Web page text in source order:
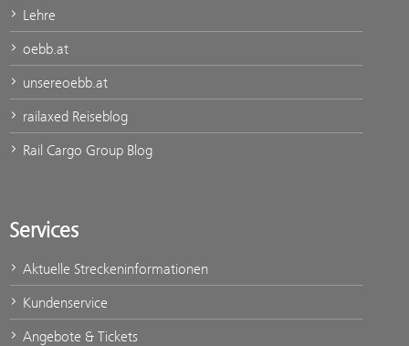
Lehre
oebb.at
unsereoebb.at
railaxed Reiseblog
Rail Cargo Group Blog
Services
Aktuelle Streckeninformationen
Kundenservice
Angebote & Tickets